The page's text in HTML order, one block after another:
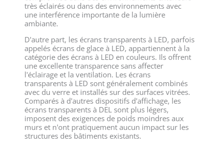
très éclairés ou dans des environnements avec
une interférence importante de la lumière
ambiante.
D'autre part, les écrans transparents à LED, parfois
appelés écrans de glace à LED, appartiennent à la
catégorie des écrans à LED en couleurs. Ils offrent
une excellente transparence sans affecter
l'éclairage et la ventilation. Les écrans
transparents à LED sont généralement combinés
avec du verre et installés sur des surfaces vitrées.
Comparés à d'autres dispositifs d'affichage, les
écrans transparents à DEL sont plus légers,
imposent des exigences de poids moindres aux
murs et n'ont pratiquement aucun impact sur les
structures des bâtiments existants.